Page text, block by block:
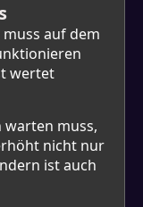
auf dem
wertet
warten muss,
nicht nur
ist auch